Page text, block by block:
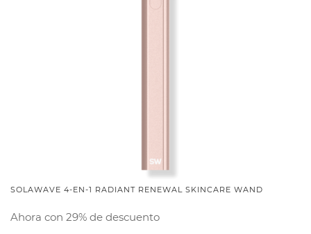
SOLAWAVE 4-EN-1 RADIANT RENEWAL SKINCARE WAND
Ahora con 29% de descuento